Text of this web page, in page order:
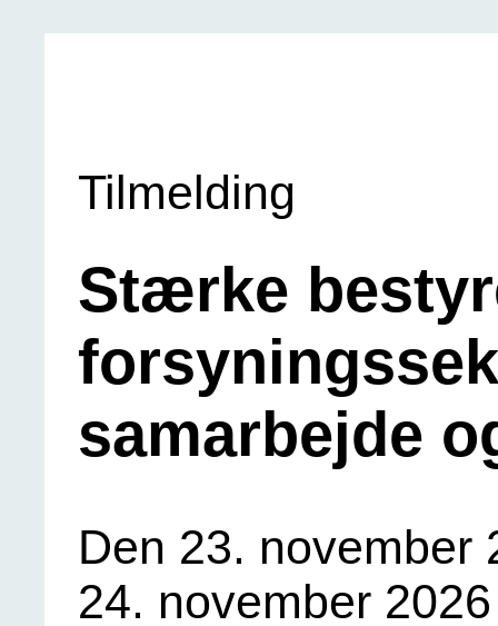
Tilmelding
Stærke
samarbejde
Den 23. november
24. november